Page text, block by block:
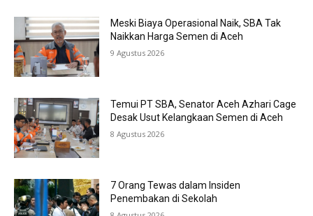
Meski Biaya Operasional Naik, SBA Tak
Naikkan Harga Semen di Aceh
9 Agustus 2026
Temui PT SBA, Senator Aceh Azhari Cage
Desak Usut Kelangkaan Semen di Aceh
8 Agustus 2026
7 Orang Tewas dalam Insiden
Penembakan di Sekolah